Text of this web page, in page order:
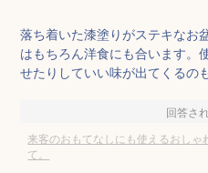
落ち着いた漆塗りがステキなお
はもちろん洋食にも合います。
せたりしていい味が出てくるの
回答さ
来客のおもてなしにも使えるおしゃ
て。